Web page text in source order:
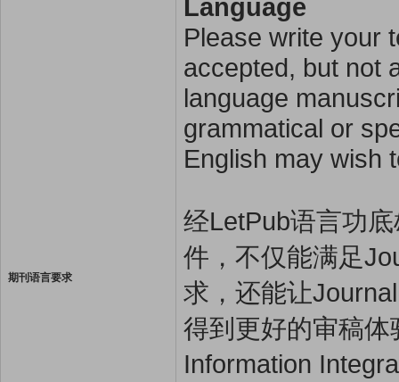
期刊语言要求
Language
Please write your
accepted, but not
language
grammatical or
English may wish
经LetPub语言功
件，不仅能满足
求，还能让
得到更好的审稿
Information